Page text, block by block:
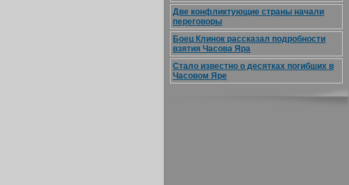
Две конфликтующие страны начали
переговоры
Боец Клинок рассказал подробности
взятия Часова Яра
Стало известно о десятках погибших в
Часовом Яре